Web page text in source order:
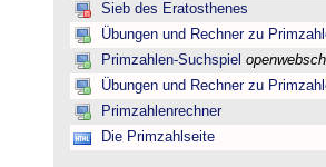
Sieb des Eratosthenes
Übungen und Rechner zu
Primzahlen-Suchspiel
Übungen und Rechner zu
Primzahlenrechner
Die Primzahlseite